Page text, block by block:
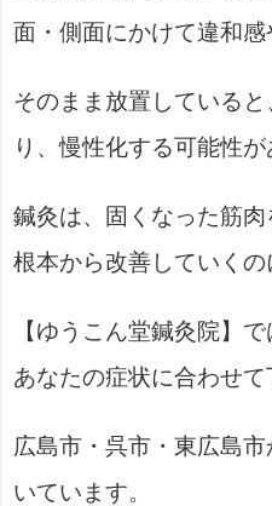
面・側面にかけて違和感
そのまま放置している
り、慢性化する可能性が
鍼灸は、固くなった筋
根本から改善していくの
【ゆうこん堂鍼灸院】
あなたの症状に合わせて
広島市・呉市・東広島
いています。